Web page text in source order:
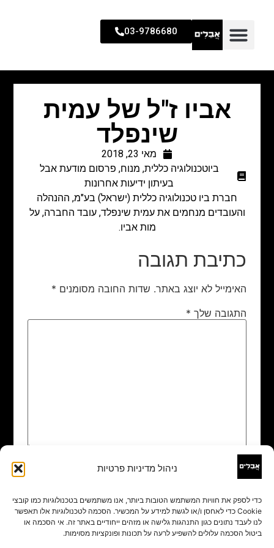
ניהול מדיניות פרטיות
כדי לספק את חוויות המשתמש הטובות ביותר, אנו משתמשים בטכנולוגיות כמו קובצי
Cookie כדי לאחסן ו/או לגשת למידע על המכשיר. הסכמה לטכנולוגיות אלו תאפשר
לנו לעבד נתונים כגון התנהגות גלישה או מזהים ייחודיים באתר זה. אי הסכמה או
ביטול הסכמה עלולים להשפיע לרעה על תכונות ופונקציות מסוימות.
03-9786680
אביו ז"ל של עמית
שינפלד
מאי 23, 2018
ביוטכנולוגיה כללית, מנוח, פרסום מודעת אבל
בעיתון ידיעות אחרונות
חברת ביו טכנולוגיה כללית (ישראל) בע"מ, ההנהלה
והעובדים מנחמים את עמית שינפלד, עובד החברה, על
מות אביו.
כתיבת תגובה
האימייל לא יוצג באתר. שדות החובה מסומנים *
התגובה שלך *
שם
אימייל*